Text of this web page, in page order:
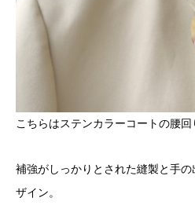
こちらはステンカラーコートの腰回
補強がしっかりとされた縫製と手
ザイン。